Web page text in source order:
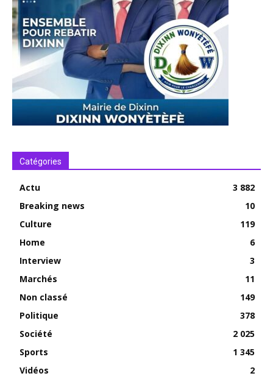
Catégories
Actu
3 882
Breaking news
10
Culture
119
Home
6
Interview
3
Marchés
11
Non classé
149
Politique
378
Société
2 025
Sports
1 345
Vidéos
2